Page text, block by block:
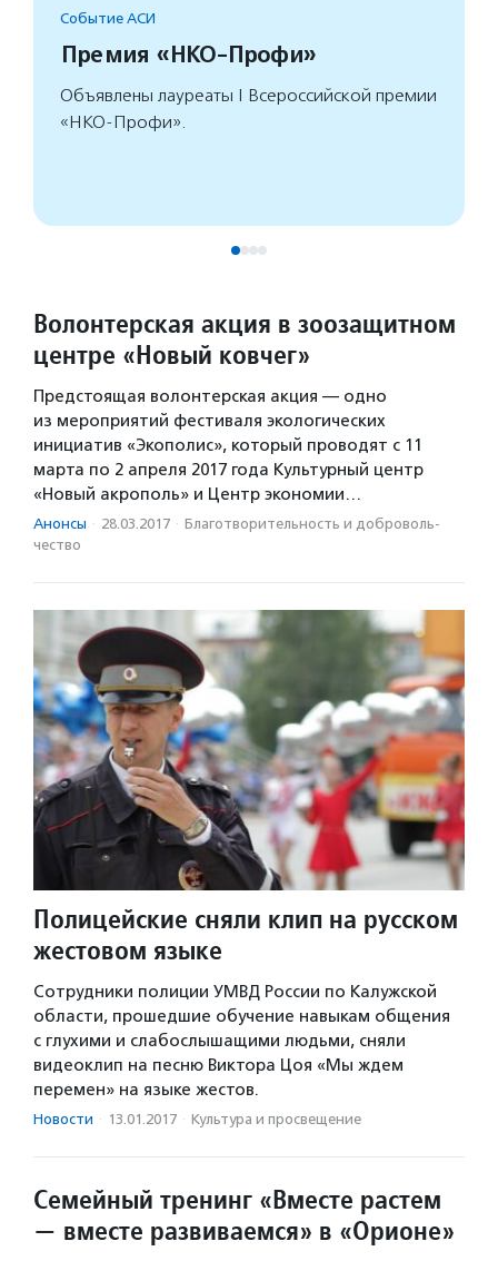
Событие АСИ
Премия «НКО-Профи»
Объявлены лауреаты I Всероссийской премии
«НКО-Профи».
Волонтерская акция в зоозащитном
центре «Новый ковчег»
Предстоящая волонтерская акция — одно
из мероприятий фестиваля экологических
инициатив «Экополис», который проводят с 11
марта по 2 апреля 2017 года Культурный центр
«Новый акрополь» и Центр экономии…
Анонсы · 28.03.2017 · Благотвори­тель­ность и доброволь­
чест­во
Полицейские сняли клип на русском
жестовом языке
Сотрудники полиции УМВД России по Калужской
области, прошедшие обучение навыкам общения
с глухими и слабослышащими людьми, сняли
видеоклип на песню Виктора Цоя «Мы ждем
перемен» на языке жестов.
Новости · 13.01.2017 · Культура и просвещение
Семейный тренинг «Вместе растем
— вместе развиваемся» в «Орионе»